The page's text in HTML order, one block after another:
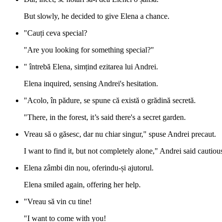
But slowly, he decided to give Elena a chance.
"Cauți ceva special?
"Are you looking for something special?"
" întrebă Elena, simțind ezitarea lui Andrei.
Elena inquired, sensing Andrei's hesitation.
"Acolo, în pădure, se spune că există o grădină secretă.
"There, in the forest, it’s said there's a secret garden.
Vreau să o găsesc, dar nu chiar singur," spuse Andrei precaut.
I want to find it, but not completely alone," Andrei said
Elena zâmbi din nou, oferindu-și ajutorul.
Elena smiled again, offering her help.
"Vreau să vin cu tine!
"I want to come with you!